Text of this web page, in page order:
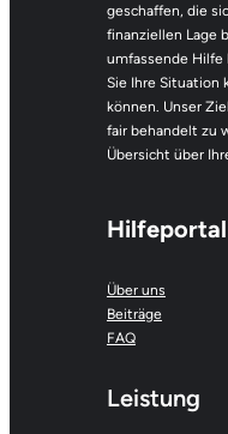
geschaffen, die
finanziellen Lage
umfassende Hilfe
Sie Ihre Situation
können. Unser
fair behandelt zu
Übersicht über
Hilfeportal
Über uns
Beiträge
FAQ
Leistung